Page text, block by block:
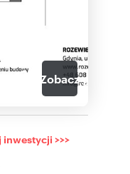
Zobacz galerię
>>>